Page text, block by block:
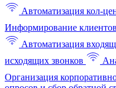
Автоматизация кол-
Информирование клиентов
Автоматизация
исходящих звонков
Организация